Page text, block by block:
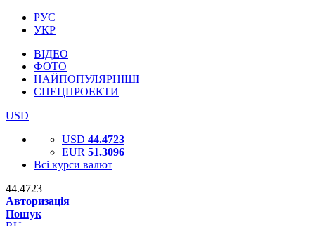
РУС
УКР
ВІДЕО
ФОТО
НАЙПОПУЛЯРНІШІ
СПЕЦПРОЕКТИ
USD
USD 44.4723
EUR 51.3096
Всі курси валют
44.4723
Авторизація
Пошук